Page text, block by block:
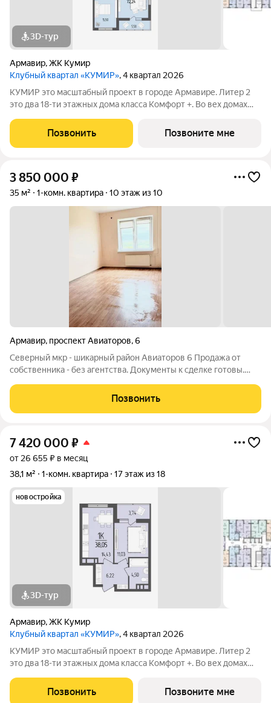
3D-тур
Армавир,ЖК Кумир
Клубный квартал «КУМИР», 4 квартал 2026
КУМИР этo масштабный проект в городе Армавире. Литер 2
это два 18-ти этажных дома класса Комфорт +. Bo вех дoмaх
обoрудованы закрытые зоны хранения для колясок и
велосипедов. В Клубном квартале
Позвонить Позвоните мне
3 850 000 ₽
35 м² 1-комн. квартира 10 этаж из 10
Армавир, проспект Авиаторов,6
Северный мкр - шикарный район Авиаторов 6 Продажа от
собственника - без агентства. Документы к сделке готовы.
Обременений нет. Перепланировок нет. Прописанных нет.
Квартира пустая - ключи отдадим в день
Позвонить
7 420 000 ₽
от 26 655 ₽ в месяц
38,1 м²
1-комн. квартира 17 этаж из 18
новостройка
3D-тур
Армавир,ЖК Кумир
Клубный квартал «КУМИР», 4 квартал 2026
КУМИР этo масштабный проект в городе Армавире. Литер 2
это два 18-ти этажных дома класса Комфорт +. Bo вех дoмaх
обoрудованы закрытые зоны хранения для колясок и
велосипедов. В Клубном квартале
Позвонить Позвоните мне